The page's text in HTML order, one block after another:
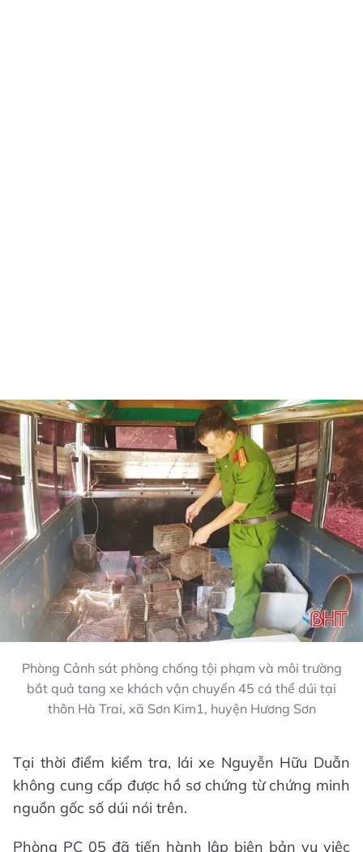
Phòng Cảnh sát phòng chống tội phạm và môi trường
bắt quả tang xe khách vận chuyển 45 cá thể dúi tại
thôn Hà Trai, xã Sơn Kim1, huyện Hương Sơn
Tại thời điểm kiểm tra, lái xe Nguyễn Hữu Duẫn
không cung cấp được hồ sơ chứng từ chứng minh
nguồn gốc số dúi nói trên.
Phòng PC 05 đã tiến hành lập biên bản vụ việc